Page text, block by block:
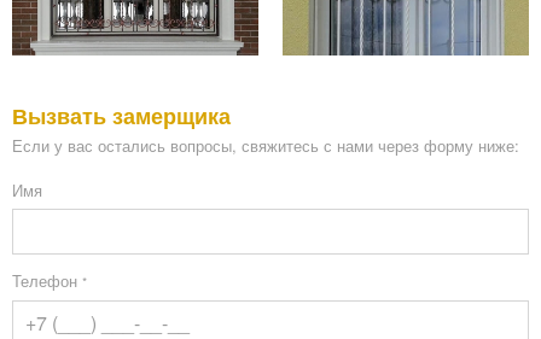
Вызвать замерщика
Если у вас остались вопросы, свяжитесь с нами через форму ниже:
Имя
Телефон *